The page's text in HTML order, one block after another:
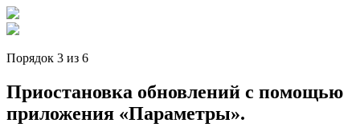
Порядок 3 из 6
Приостановка обновлений с помощью
приложения «Параметры».